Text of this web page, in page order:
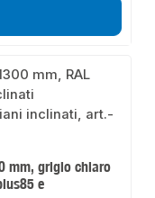
mm, grigio chiaro
e